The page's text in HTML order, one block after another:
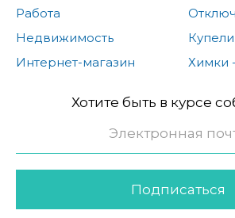
Работа
Недвижимость
Интернет-магазин
Купели
Химки
Хотите быть в курсе
Подписаться